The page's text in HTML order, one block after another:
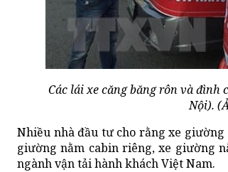
Các lái xe căng băng rôn và đình
Nội).
Nhiều nhà đầu tư cho rằng xe giường
giường nằm cabin riêng, xe giường
ngành vận tải hành khách Việt Nam.